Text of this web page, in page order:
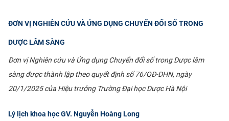
ĐƠN VỊ NGHIÊN CỨU VÀ ỨNG DỤNG CHUYỂN ĐỔI SỐ TRONG
DƯỢC LÂM SÀNG
Đơn vị Nghiên cứu và Ứng dụng Chuyển đổi số trong Dược lâm
sàng được thành lập theo quyết định số 76/QĐ-DHN, ngày
20/1/2025 của Hiệu trưởng Trường Đại học Dược Hà Nội
Lý lịch khoa học GV. Nguyễn Hoàng Long